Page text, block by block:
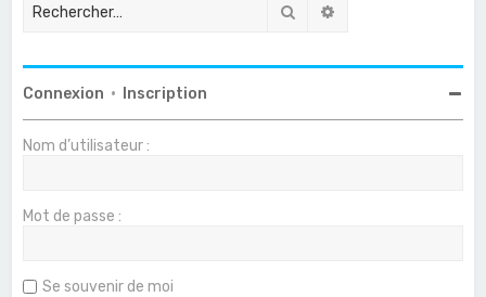
Rechercher
Connexion • Inscription
Nom d’utilisateur :
Mot de passe :
Se souvenir de moi